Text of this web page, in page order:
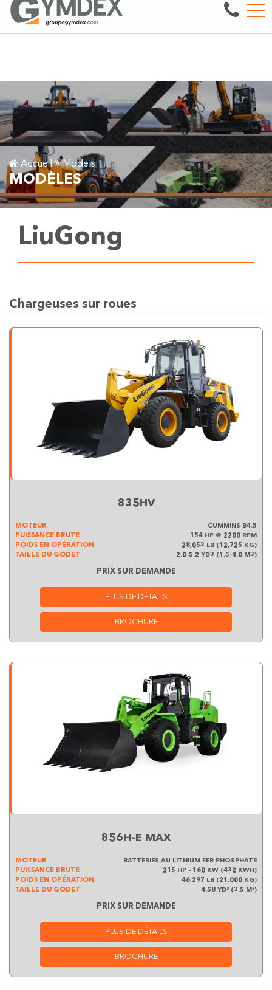
Vente, réparation et entretien de machinerie
3497 boul. des Entreprises, Terrebonne, QC, CA J6X 4J9
EN
Accueil Models
MODÈLES
LiuGong
Chargeuses sur roues
835HV
MOTEUR
CUMMINS B4.5
PUISSANCE BRUTE
154 HP @ 2200 RPM
POIDS EN OPÉRATION
28,053 LB (12,725 KG)
TAILLE DU GODET
2.0-5.2 YD3 (1.5-4.0 M3)
PRIX SUR DEMANDE
PLUS DE DÉTAILS
BROCHURE
856H-E MAX
MOTEUR
BATTERIES AU LITHIUM FER PHOSPHATE
PUISSANCE BRUTE
215 HP - 160 KW (432 KWH)
POIDS EN OPÉRATION
46,297 LB (21,000 KG)
TAILLE DU GODET
4.58 YD³ (3.5 M³)
PRIX SUR DEMANDE
PLUS DE DÉTAILS
BROCHURE